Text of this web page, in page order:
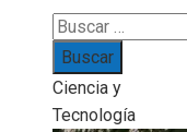
Buscar:
Ciencia y
Tecnología